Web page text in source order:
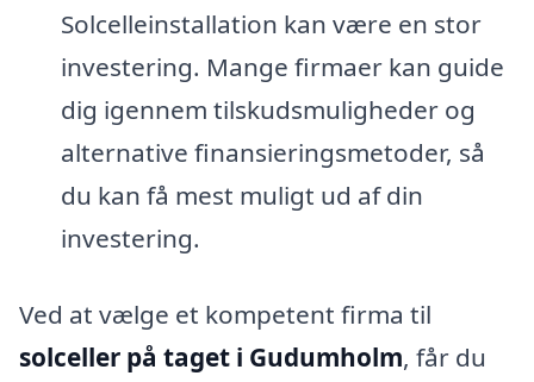
Solcelleinstallation kan være en stor
investering. Mange firmaer kan guide
dig igennem tilskudsmuligheder og
alternative finansieringsmetoder, så
du kan få mest muligt ud af din
investering.
Ved at vælge et kompetent firma til
solceller på taget i Gudumholm, får du